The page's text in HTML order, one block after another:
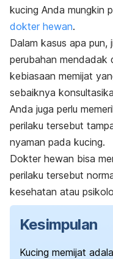
kucing Anda mungkin
dokter hewan.
Dalam kasus apa
perubahan mendadak
kebiasaan memijat
sebaiknya
Anda juga perlu
perilaku tersebut
nyaman pada kucing.
Dokter hewan bisa
perilaku tersebut
kesehatan atau
Kesimpulan
Kucing memijat